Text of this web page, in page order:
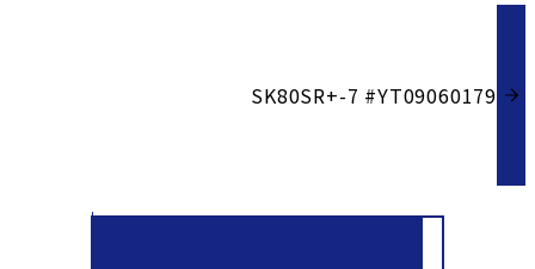
SK80SR+-7 #YT09060179